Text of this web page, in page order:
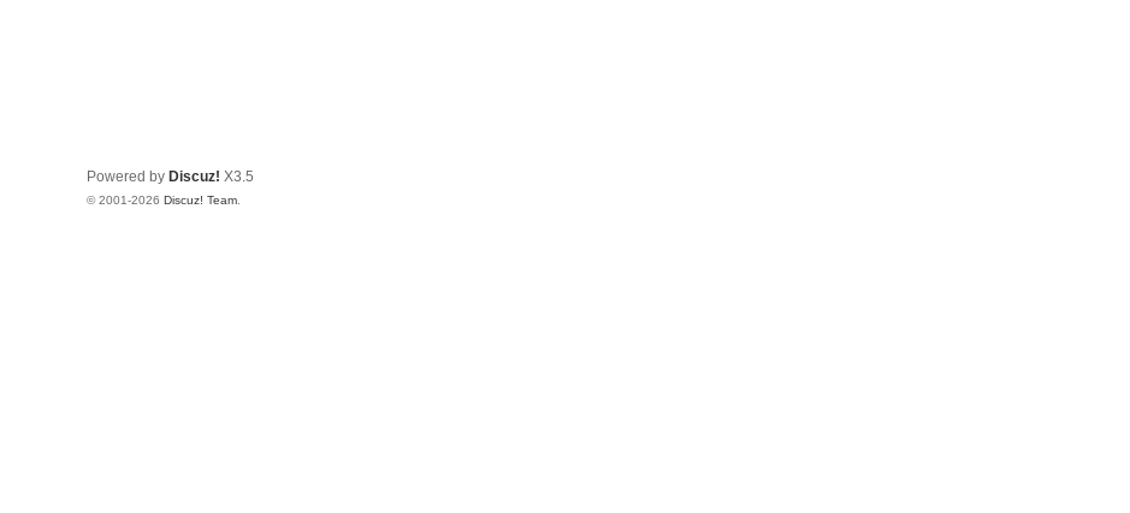
Powered by Discuz! X3.5
© 2001-2026 Discuz! Team